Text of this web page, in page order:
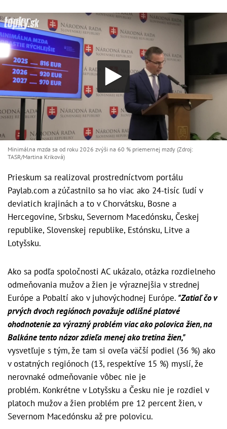
Minimálna mzda sa od roku 2026 zvýši na 60 % priemernej mzdy (Zdroj:
TASR/Martina Kriková)
Prieskum sa realizoval prostredníctvom portálu
Paylab.com a zúčastnilo sa ho viac ako 24-tisíc ľudí v
deviatich krajinách a to v Chorvátsku, Bosne a
Hercegovine, Srbsku, Severnom Macedónsku, Českej
republike, Slovenskej republike, Estónsku, Litve a
Lotyšsku.
Ako sa podľa spoločnosti AC ukázalo, otázka rozdielneho
odmeňovania mužov a žien je výraznejšia v strednej
Európe a Pobaltí ako v juhovýchodnej Európe. "Zatiaľ čo v
prvých dvoch regiónoch považuje odlišné platové
ohodnotenie za výrazný problém viac ako polovica žien, na
Balkáne tento názor zdieľa menej ako tretina žien,"
vysvetľuje s tým, že tam si oveľa väčší podiel (36 %) ako
v ostatných regiónoch (13, respektíve 15 %) myslí, že
nerovnaké odmeňovanie vôbec nie je
problém. Konkrétne v Lotyšsku a Česku nie je rozdiel v
platoch mužov a žien problém pre 12 percent žien, v
Severnom Macedónsku až pre polovicu.